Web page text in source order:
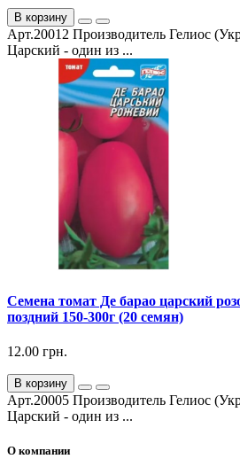
В корзину
Арт.20012 Производитель Гелиос
Царский - один из ...
Семена томат Де барао царский
поздний 150-300г (20 семян)
12.00 грн.
В корзину
Арт.20005 Производитель Гелиос
Царский - один из ...
О компании